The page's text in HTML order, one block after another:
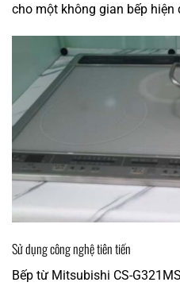
cho một không gian bếp hiện
Sử dụng công nghệ tiên tiến
Bếp từ Mitsubishi CS-